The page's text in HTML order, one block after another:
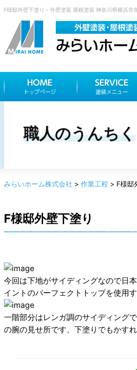
F様邸外壁下塗り - 外壁塗装 屋根塗装 神奈川県横浜市
職人のうんちく
みらいホーム株式会社 > 作業工程 > F様邸
F様邸外壁下塗り
今回は下地がサイディングなので日
イントのパーフェクトトップを使用
一階部分はレンガ調のサイディング
の腕の見せ所です、下塗りでもかす